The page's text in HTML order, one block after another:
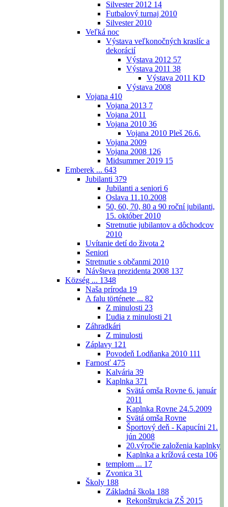
Silvester 2012 14
Futbalový turnaj 2010
Silvester 2010
Veľká noc
Výstava veľkonočných kraslíc a
dekorácií
Výstava 2012 57
Výstava 2011 38
Výstava 2011 KD
Výstava 2008
Vojana 410
Vojana 2013 7
Vojana 2011
Vojana 2010 36
Vojana 2010 Pleš 26.6.
Vojana 2009
Vojana 2008 126
Midsummer 2019 15
Emberek ... 643
Jubilanti 379
Jubilanti a seniori 6
Oslava 11.10.2008
50, 60, 70, 80 a 90 roční jubilanti,
15. október 2010
Stretnutie jubilantov a dôchodcov
2010
Uvítanie detí do života 2
Seniori
Stretnutie s občanmi 2010
Návšteva prezidenta 2008 137
Község ... 1348
Naša príroda 19
A falu története ... 82
Z minulosti 23
Ľudia z minulosti 21
Záhradkári
Z minulosti
Záplavy 121
Povodeň Lodňanka 2010 111
Farnosť 475
Kalvária 39
Kaplnka 371
Svätá omša Rovne 6. január
2011
Kaplnka Rovne 24.5.2009
Svätá omša Rovne
Športový deň - Kapucíni 21.
jún 2008
20.výročie založenia kaplnky
Kaplnka a krížová cesta 106
templom ... 17
Zvonica 31
Školy 188
Základná škola 188
Rekonštrukcia ZŠ 2015